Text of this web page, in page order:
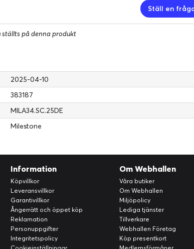
en sömlös upplevelse på alla enheter.Ställ en
på denna produkt
2025-04-10
383187
MILA34.SC.25DE
Milestone
Information
Köpvillkor
Leveransvillkor
Garantivillkor
Ångerrätt och öppet köp
Reklamation
Personuppgifter
Integritetspolicy
Om Webhallen
Våra butiker
Om Webhallen
Miljöpolicy
Lediga tjänster
Tillverkare
Webhallen Företag
Köp presentkort